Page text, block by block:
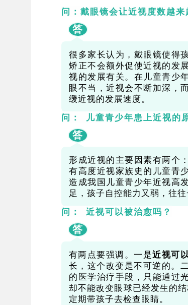
问：戴眼镜会让近视度数越来
答
很多家长认为，戴眼镜使得
矫正不会额外促使近视的发
视的发展有关。在儿童青少
眼不当，近视会不断加深，
缓近视的发展速度。
问： 儿童青少年患上近视的
答
形成近视的主要因素有两个：
有高度近视家族史的儿童青
造成我国儿童青少年近视高
足，孩子自控能力又弱，往
问： 近视可以被治愈吗？
答
有两点要强调。一是近视可
长，这个改变是不可逆的。
的医学治疗手段，只能通过
却不能改变眼球已经发生的
定期带孩子去检查眼睛。